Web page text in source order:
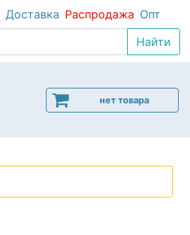
Доставка Распродажа Опт
нет товара